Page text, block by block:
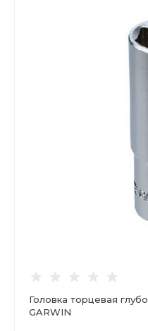
Головка торцевая
GARWIN